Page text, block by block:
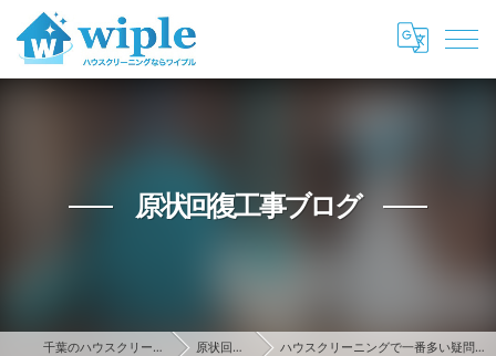
原状回復工事ブログ
千葉のハウスクリーニング・原状回復ならwiple 原状回復工事ブログ ハウスクリーニングで一番多い疑問にお答え！浴室のカビはどこまで落ちるのか？